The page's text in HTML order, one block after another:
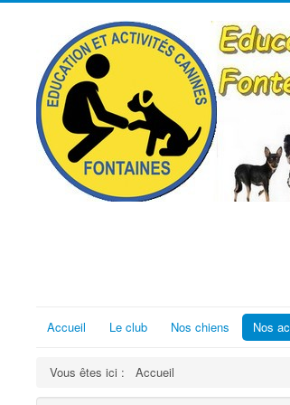
Accueil Le club Nos chiens Nos
Vous êtes ici : Accueil